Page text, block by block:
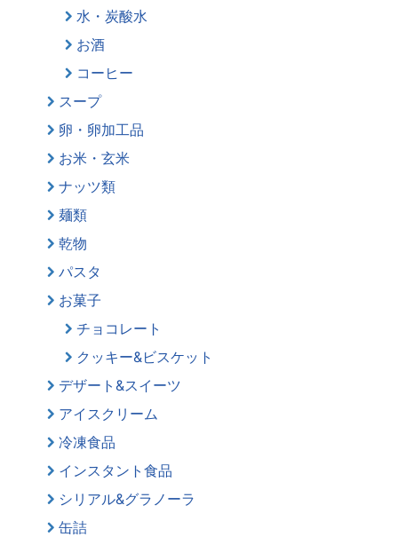
水・炭酸水
お酒
コーヒー
スープ
卵・卵加工品
お米・玄米
ナッツ類
麺類
乾物
パスタ
お菓子
チョコレート
クッキー&ビスケット
デザート&スイーツ
アイスクリーム
冷凍食品
インスタント食品
シリアル&グラノーラ
缶詰